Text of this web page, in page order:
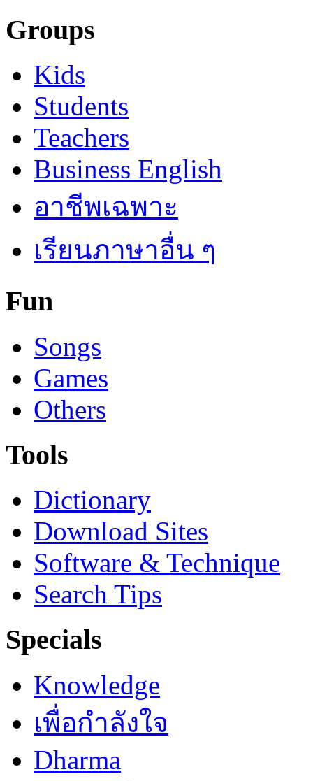
Groups
Kids
Students
Teachers
Business English
อาชีพเฉพาะ
เรียนภาษาอื่น ๆ
Fun
Songs
Games
Others
Tools
Dictionary
Download Sites
Software & Technique
Search Tips
Specials
Knowledge
เพื่อกำลังใจ
Dharma